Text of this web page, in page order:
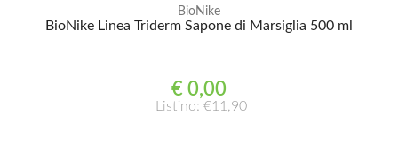
BioNike
BioNike Linea Triderm Sapone di Marsiglia 500 ml
€ 0,00
Listino: €11,90